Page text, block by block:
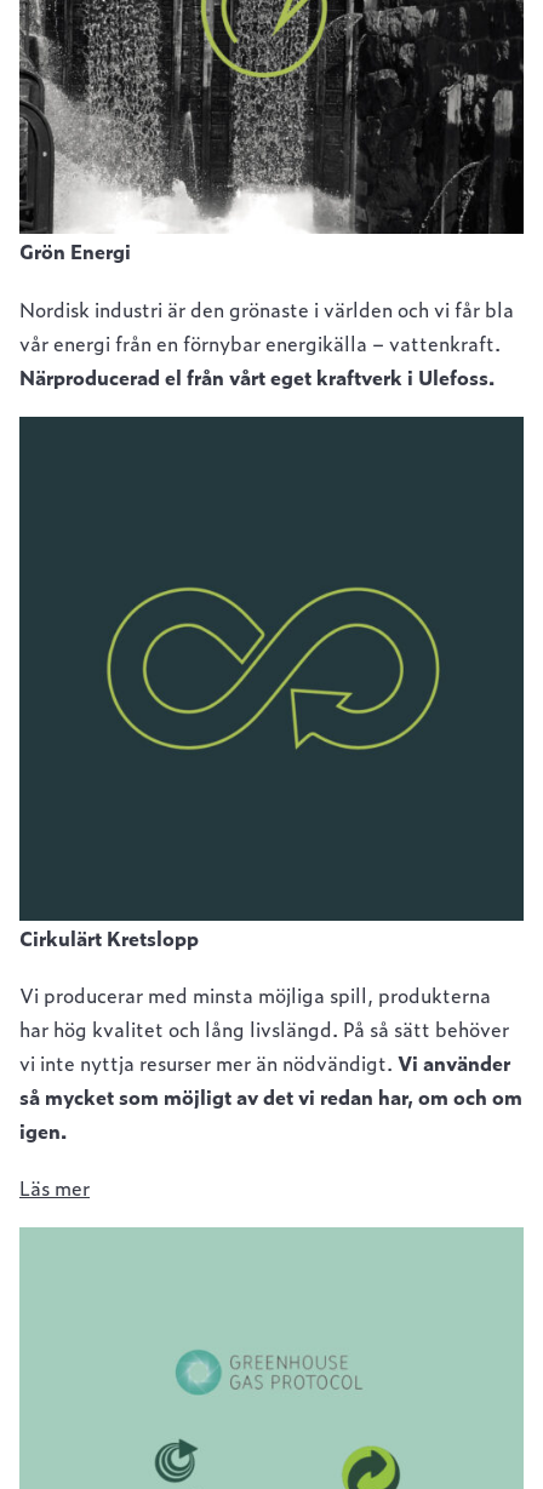
Grön Energi
Nordisk industri är den grönaste i världen och vi får bla
vår energi från en förnybar energikälla – vattenkraft.
Närproducerad el från vårt eget kraftverk i Ulefoss.
Cirkulärt Kretslopp
Vi producerar med minsta möjliga spill, produkterna
har hög kvalitet och lång livslängd. På så sätt behöver
vi inte nyttja resurser mer än nödvändigt. Vi använder
så mycket som möjligt av det vi redan har, om och om
igen.
Läs mer